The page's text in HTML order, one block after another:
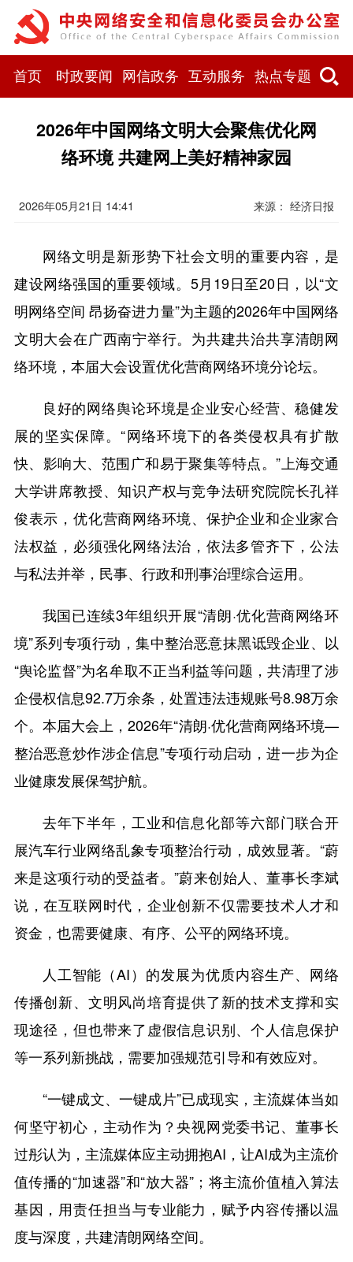
首页 时政要闻 网信政务 互动服务 热点专题
2026年中国网络文明大会聚焦优化网
络环境 共建网上美好精神家园
2026年05月21日 14:41 来源： 经济日报
网络文明是新形势下社会文明的重要内容，是
建设网络强国的重要领域。5月19日至20日，以“文
明网络空间 昂扬奋进力量”为主题的2026年中国网络
文明大会在广西南宁举行。为共建共治共享清朗网
络环境，本届大会设置优化营商网络环境分论坛。
良好的网络舆论环境是企业安心经营、稳健发
展的坚实保障。“网络环境下的各类侵权具有扩散
快、影响大、范围广和易于聚集等特点。”上海交通
大学讲席教授、知识产权与竞争法研究院院长孔祥
俊表示，优化营商网络环境、保护企业和企业家合
法权益，必须强化网络法治，依法多管齐下，公法
与私法并举，民事、行政和刑事治理综合运用。
我国已连续3年组织开展“清朗·优化营商网络环
境”系列专项行动，集中整治恶意抹黑诋毁企业、以
“舆论监督”为名牟取不正当利益等问题，共清理了涉
企侵权信息92.7万余条，处置违法违规账号8.98万余
个。本届大会上，2026年“清朗·优化营商网络环境—
整治恶意炒作涉企信息”专项行动启动，进一步为企
业健康发展保驾护航。
去年下半年，工业和信息化部等六部门联合开
展汽车行业网络乱象专项整治行动，成效显著。“蔚
来是这项行动的受益者。”蔚来创始人、董事长李斌
说，在互联网时代，企业创新不仅需要技术人才和
资金，也需要健康、有序、公平的网络环境。
人工智能（AI）的发展为优质内容生产、网络
传播创新、文明风尚培育提供了新的技术支撑和实
现途径，但也带来了虚假信息识别、个人信息保护
等一系列新挑战，需要加强规范引导和有效应对。
“一键成文、一键成片”已成现实，主流媒体当如
何坚守初心，主动作为？央视网党委书记、董事长
过彤认为，主流媒体应主动拥抱AI，让AI成为主流价
值传播的“加速器”和“放大器”；将主流价值植入算法
基因，用责任担当与专业能力，赋予内容传播以温
度与深度，共建清朗网络空间。